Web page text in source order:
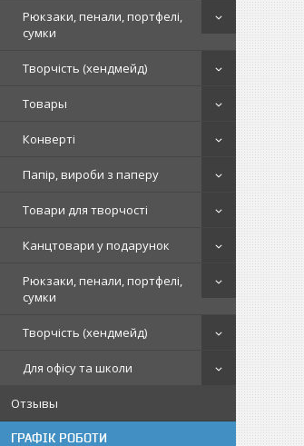
Рюкзаки, пенали, портфелі,
сумки
Творчість (хендмейд)
Товары
Конверті
Папір, вироби з паперу
Товари для творчості
Канцтовари у подарунок
Рюкзаки, пенали, портфелі,
сумки
Творчість (хендмейд)
Для офісу та школи
Отзывы
ГРАФІК РОБОТИ